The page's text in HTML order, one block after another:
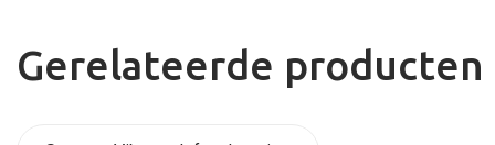
Gerelateerde producten